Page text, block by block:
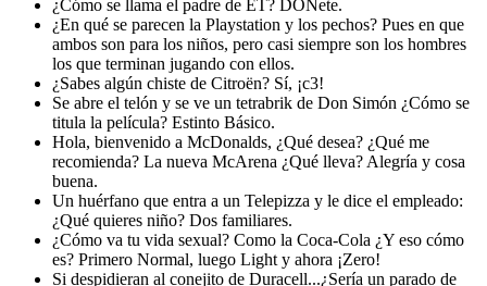
¿Cómo se llama el padre de ET? DONete.
¿En qué se parecen la Playstation y los pechos? Pues en que
ambos son para los niños, pero casi siempre son los hombres
los que terminan jugando con ellos.
¿Sabes algún chiste de Citroën? Sí, ¡c3!
Se abre el telón y se ve un tetrabrik de Don Simón ¿Cómo se
titula la película? Estinto Básico.
Hola, bienvenido a McDonalds, ¿Qué desea? ¿Qué me
recomienda? La nueva McArena ¿Qué lleva? Alegría y cosa
buena.
Un huérfano que entra a un Telepizza y le dice el empleado:
¿Qué quieres niño? Dos familiares.
¿Cómo va tu vida sexual? Como la Coca-Cola ¿Y eso cómo
es? Primero Normal, luego Light y ahora ¡Zero!
Si despidieran al conejito de Duracell...¿Sería un parado de